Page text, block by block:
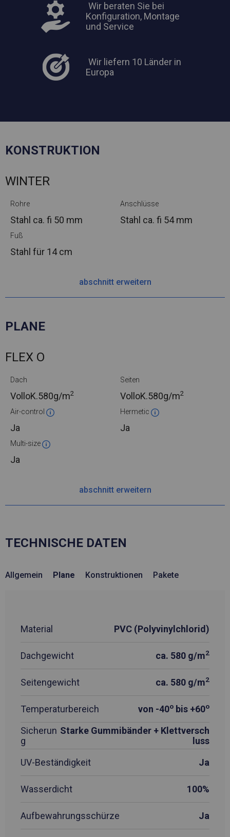
Wir beraten Sie bei
Konfiguration, Montage
und Service
Wir liefern 10 Länder in
Europa
KONSTRUKTION
WINTER
Rohre
Stahl ca. fi 50 mm
Anschlüsse
Stahl ca. fi 54 mm
Fuß
Stahl für 14 cm
abschnitt erweitern
PLANE
FLEX O
Dach
VolloK.580g/m2
Seiten
VolloK.580g/m2
Air-control
Ja
Hermetic
Ja
Multi-size
Ja
abschnitt erweitern
TECHNISCHE DATEN
Allgemein Plane Konstruktionen Pakete
Material PVC (Polyvinylchlorid)
Dachgewicht ca. 580 g/m2
Seitengewicht ca. 580 g/m2
Temperaturbereich von -40o bis +60o
Sicherun
g
Starke Gummibänder + Klettversch
luss
UV-Beständigkeit
Ja
Wasserdicht 100%
Aufbewahrungsschürze Ja